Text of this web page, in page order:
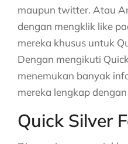
maupun twitter. Atau
dengan mengklik like
mereka khusus untuk
Dengan mengikuti
menemukan banyak
mereka lengkap
Quick Silver